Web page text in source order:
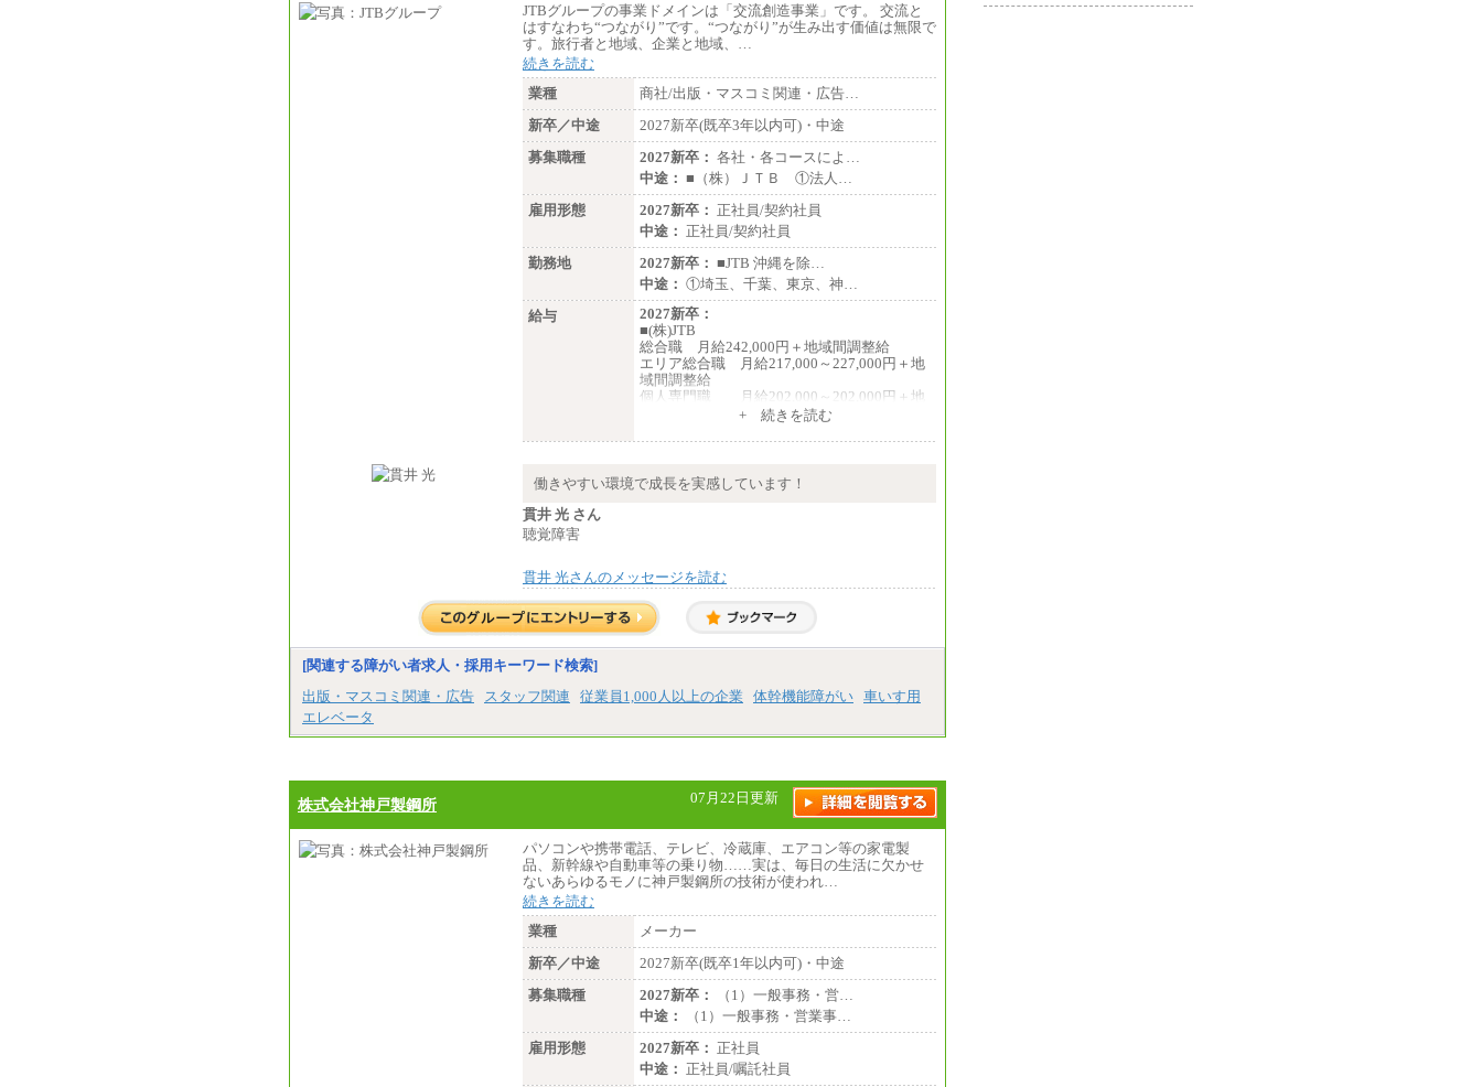
JTBグループの事業ドメインは「交流創造事業」です。 交流と
はすなわち“つながり”です。“つながり”が生み出す価値は無限で
す。旅行者と地域、企業と地域、…
続きを読む
業種
商社/出版・マスコミ関連・広告…
新卒／中途
2027新卒(既卒3年以内可)・中途
募集職種
2027新卒： 各社・各コースによ…
中途： ■（株）ＪＴＢ ①法人…
雇用形態
2027新卒： 正社員/契約社員
中途： 正社員/契約社員
勤務地
2027新卒： ■JTB 沖縄を除…
中途： ①埼玉、千葉、東京、神…
給与
2027新卒：
■(株)JTB
総合職 月給242,000円＋地域間調整給
エリア総合職 月給217,000～227,000円＋地
域間調整給
個人専門職 月給202,000～202,000円＋地
※詳細はJTBキャリアサイトよりご確認くだ
さい。
■(株)JTB商事
総合職 月給208,000～235,000円
■(株)JTBパブリッシング ※2027年新卒募集
終了
総合職 月給271,000円
整給
エリア総合職 月給206,000円～214,000＋地
※詳細はJTBキャリアサイトよりご確認くだ
■(株)JTBコミュニケーションデザイン
総合職 月給230,000円
みなし残業手当：20,000円（一律支給）※
みなし残業手当の残業時間は10.43時間。
※超過勤務手当：みなし残業時間を超える
残業時間に応じて、時間外手当等を支給。
※超過勤務手当：残業時間については全額
時間外手当を支給。
■（株）JTBグローバルマーケティング＆トラ
ベル
総合職 月給242,000円＋地域間調整給
訪日事業職 月給202,000～227,000円＋地域
間調整給
※詳細はJTBキャリアサイトよりご確認くだ
さい。
+ 続きを読む
働きやすい環境で成長を実感しています！
貫井 光 さん
聴覚障害
貫井 光さんのメッセージを読む
[関連する障がい者求人・採用キーワード検索]
出版・マスコミ関連・広告
スタッフ関連 従業員1,000人以上の企業 体幹機能障がい 車いす用
エレベータ
株式会社神戸製鋼所 07月22日更新
パソコンや携帯電話、テレビ、冷蔵庫、エアコン等の家電製
品、新幹線や自動車等の乗り物……実は、毎日の生活に欠かせ
ないあらゆるモノに神戸製鋼所の技術が使われ…
続きを読む
業種
メーカー
新卒／中途
2027新卒(既卒1年以内可)・中途
募集職種
2027新卒：
（1）一般事務・営…
中途：
（1）一般事務・営業事…
雇用形態
2027新卒： 正社員
中途： 正社員/嘱託社員